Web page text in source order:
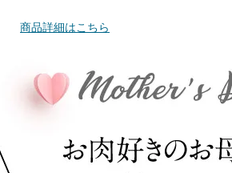
商品詳細はこちら